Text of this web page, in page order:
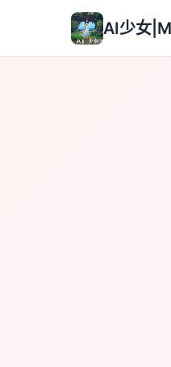
AI少女